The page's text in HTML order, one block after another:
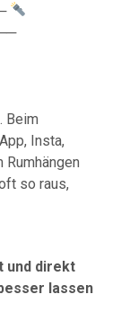
Beim
Insta,
so raus,
und direkt
lassen